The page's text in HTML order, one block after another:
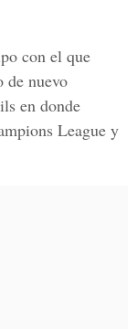
con el que
de nuevo
en donde
League y